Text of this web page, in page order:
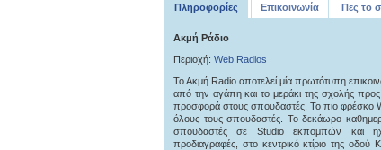
Πληροφορίες Επικοινωνία Πες το
Ακμή Ράδιο
Περιοχή: Web Radios
Το Ακμή Radio αποτελεί μία πρωτότυπη
από την αγάπη και το μεράκι της σχολής
προσφορά στους σπουδαστές. Το πιο φρέσκο
όλους τους σπουδαστές. Το δεκάωρο
σπουδαστές σε Studio εκπομπών και
προδιαγραφές, στο κεντρικό κτίριο της οδού